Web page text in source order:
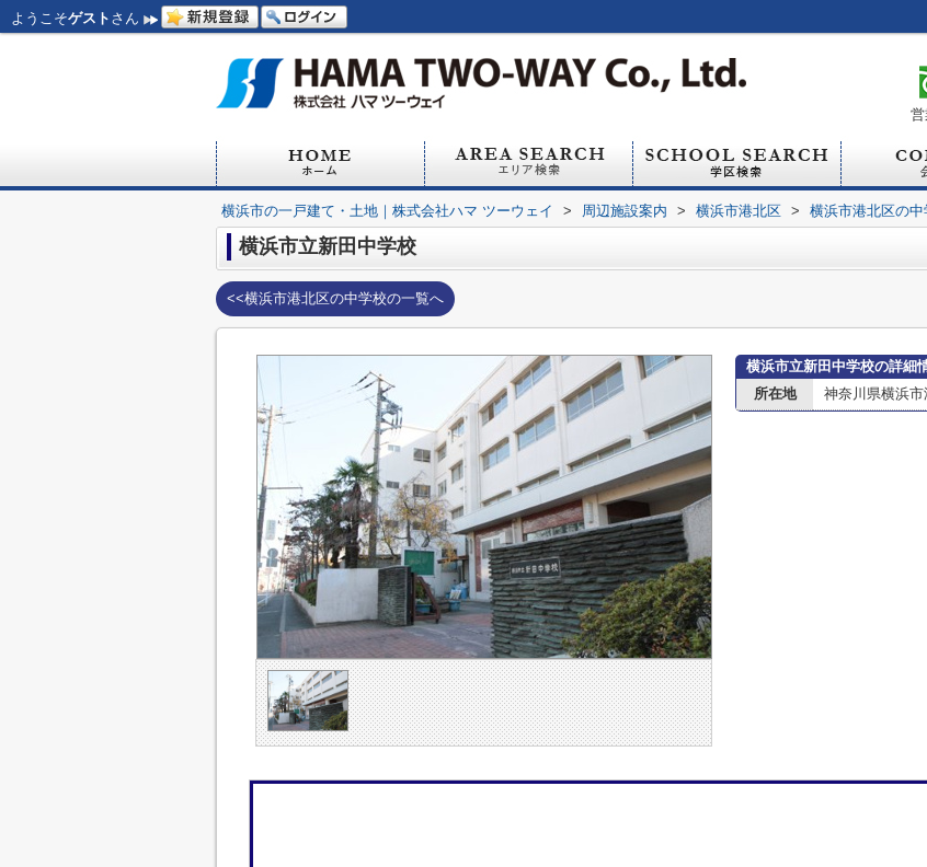
ようこそゲスト さん
横浜市の一戸建て・土地｜株式会社ハマ ツーウェイ > 周辺施設案内 > 横浜市港北区 > 横浜市港北区の中
横浜市立新田中学校
<<横浜市港北区の中学校の一覧へ
横浜市立新田中学校の詳細
所在地
神奈川県横浜